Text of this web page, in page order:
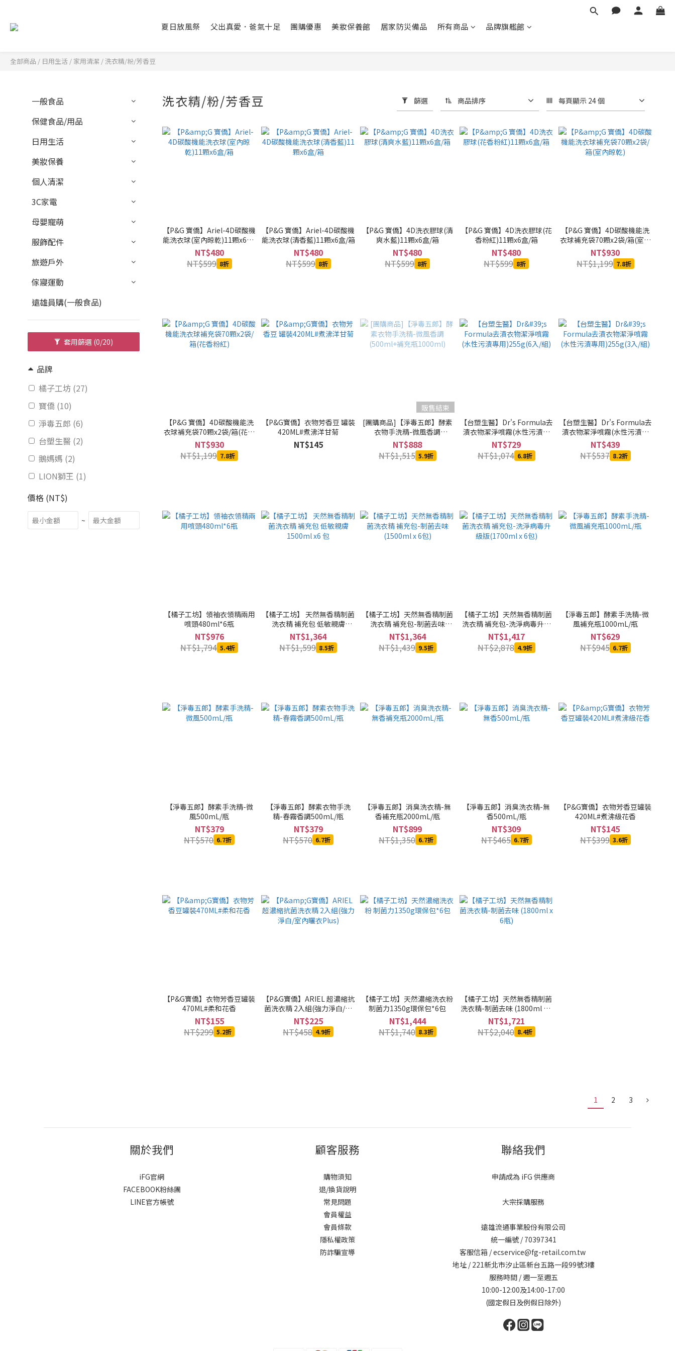
夏日放風祭 父出真愛．爸氣十足 團購優惠 美妝保養館 居家防災備品 所有商品 品牌旗艦館
全部商品 / 日用生活 / 家用清潔 /洗衣精/粉/芳香豆
一般食品
保健食品/用品
日用生活
美妝保養
個人清潔
3C家電
母嬰寵萌
服飾配件
旅遊戶外
傢寢運動
遠雄員購(一般食品)
套用篩選 (0/20)
品牌
橘子工坊 (27)
寶僑 (10)
淨毒五郎 (6)
台塑生醫 (2)
鵝媽媽 (2)
LION獅王 (1)
價格 (NT$)
~
洗衣精/粉/芳香豆 篩選 商品排序 每頁顯示 24 個
【P&G 寶僑】Ariel-4D碳酸機
能洗衣球(室內晾乾)11顆x6盒/
箱
NT$480
NT$599 8折
【P&G 寶僑】Ariel-4D碳酸機
能洗衣球(清香藍)11顆x6盒/箱
NT$480
NT$599 8折
【P&G 寶僑】4D洗衣膠球(清
爽水藍)11顆x6盒/箱
NT$480
NT$599 8折
【P&G 寶僑】4D洗衣膠球(花
香粉紅)11顆x6盒/箱
NT$480
NT$599 8折
【P&G 寶僑】4D碳酸機能洗
衣球補充袋70顆x2袋/箱(室內
晾乾)
NT$930
NT$1,199 7.8折
【P&G 寶僑】4D碳酸機能洗
衣球補充袋70顆x2袋/箱(花香
粉紅)
NT$930
NT$1,199 7.8折
【P&G寶僑】衣物芳香豆 罐裝
420ML#煮沸洋甘菊
NT$145
販售結束
[團購商品]【淨毒五郎】酵素
衣物手洗精-微風香調
(500ml+補充瓶1000ml)
NT$888
NT$1,515 5.9折
【台塑生醫】Dr's Formula去
漬衣物潔淨噴霧(水性污漬專
用)255g(6入/組)
NT$729
NT$1,074 6.8折
【台塑生醫】Dr's Formula去
漬衣物潔淨噴霧(水性污漬專
用)255g(3入/組)
NT$439
NT$537 8.2折
【橘子工坊】領袖衣領精兩用
噴頭480ml*6瓶
NT$976
NT$1,794 5.4折
【橘子工坊】 天然無香精制菌
洗衣精 補充包 低敏親膚
1500ml x6 包
NT$1,364
NT$1,599 8.5折
【橘子工坊】天然無香精制菌
洗衣精 補充包-制菌去味
(1500ml x 6包)
NT$1,364
NT$1,439 9.5折
【橘子工坊】天然無香精制菌
洗衣精 補充包-洗淨病毒升級
版(1700ml x 6包)
NT$1,417
NT$2,878 4.9折
【淨毒五郎】酵素手洗精-微
風補充瓶1000mL/瓶
NT$629
NT$945 6.7折
【淨毒五郎】酵素手洗精-微
風500mL/瓶
NT$379
NT$570 6.7折
【淨毒五郎】酵素衣物手洗
精-春霧香調500mL/瓶
NT$379
NT$570 6.7折
【淨毒五郎】消臭洗衣精-無
香補充瓶2000mL/瓶
NT$899
NT$1,350 6.7折
【淨毒五郎】消臭洗衣精-無
香500mL/瓶
NT$309
NT$465 6.7折
【P&G寶僑】衣物芳香豆罐裝
420ML#煮沸級花香
NT$145
NT$399 3.6折
【P&G寶僑】衣物芳香豆罐裝
470ML#柔和花香
NT$155
NT$299 5.2折
【P&G寶僑】ARIEL 超濃縮抗
菌洗衣精 2入組(強力淨白/室
內曬衣Plus)
NT$225
NT$458 4.9折
【橘子工坊】天然濃縮洗衣粉
制菌力1350g環保包*6包
NT$1,444
NT$1,740 8.3折
【橘子工坊】天然無香精制菌
洗衣精-制菌去味 (1800ml x 6
瓶)
NT$1,721
NT$2,040 8.4折
1 2 3
關於我們
iFG官網
FACEBOOK粉絲團
LINE官方帳號
顧客服務
購物須知
退/換貨說明
常見問題
會員權益
會員條款
隱私權政策
防詐騙宣導
聯絡我們
申請成為 iFG 供應商
大宗採購服務
遠雄流通事業股份有限公司
統一編號 / 70397341
客服信箱 / ecservice@fg-retail.com.tw
地址 / 221新北市汐止區新台五路一段99號3樓
服務時間 / 週一至週五
10:00-12:00及14:00-17:00
(國定假日及例假日除外)